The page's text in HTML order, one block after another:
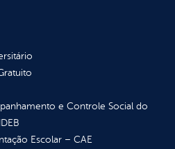
e Controle Social do
Escolar – CAE